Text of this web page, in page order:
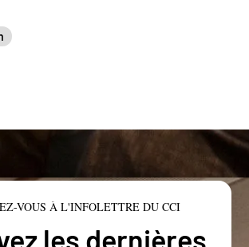
VOUS À L'INFOLETTRE DU CCI
les dernières